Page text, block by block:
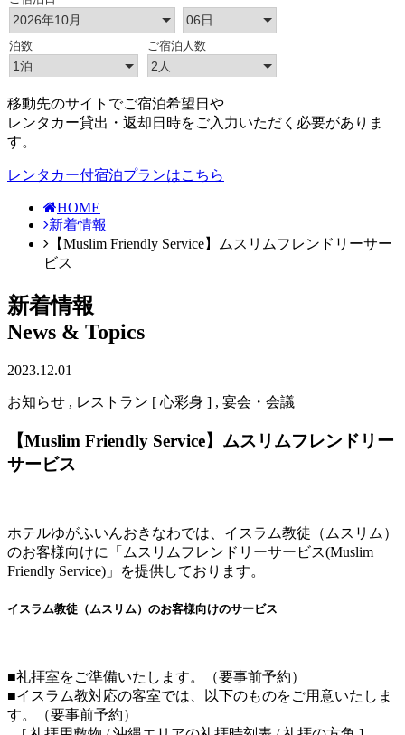
移動先のサイトでご宿泊希望日や
レンタカー貸出・返却日時をご入力いただく必要がありま
す。
レンタカー付宿泊プランはこちら
HOME
新着情報
【Muslim Friendly Service】ムスリムフレンドリーサー
ビス
新着情報
News & Topics
2023.12.01
お知らせ , レストラン [ 心彩身 ] , 宴会・会議
【Muslim Friendly Service】ムスリムフレンドリー
サービス
ホテルゆがふいんおきなわでは、イスラム教徒（ムスリム）
のお客様向けに「ムスリムフレンドリーサービス(Muslim
Friendly Service)」を提供しております。
イスラム教徒（ムスリム）のお客様向けのサービス
■礼拝室をご準備いたします。（要事前予約）
■イスラム教対応の客室では、以下のものをご用意いたしま
す。（要事前予約）